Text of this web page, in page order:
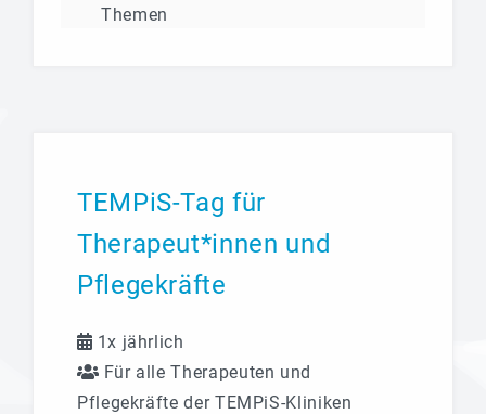
Themen
TEMPiS-Tag für
Therapeut*innen und
Pflegekräfte
1x jährlich
Für alle Therapeuten und
Pflegekräfte der TEMPiS-Kliniken